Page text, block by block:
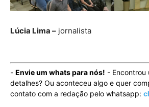
Lúcia Lima – jornalista
- Envie um whats para nós! - Encontrou
detalhes? Ou aconteceu algo e quer
contato com a redação pelo whatsapp: